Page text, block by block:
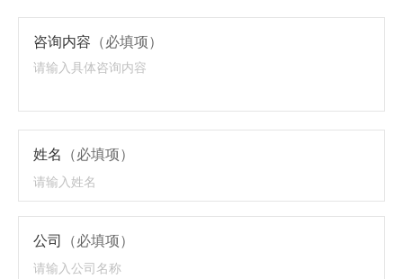
咨询内容 （必填项）
姓名 （必填项）
公司 （必填项）